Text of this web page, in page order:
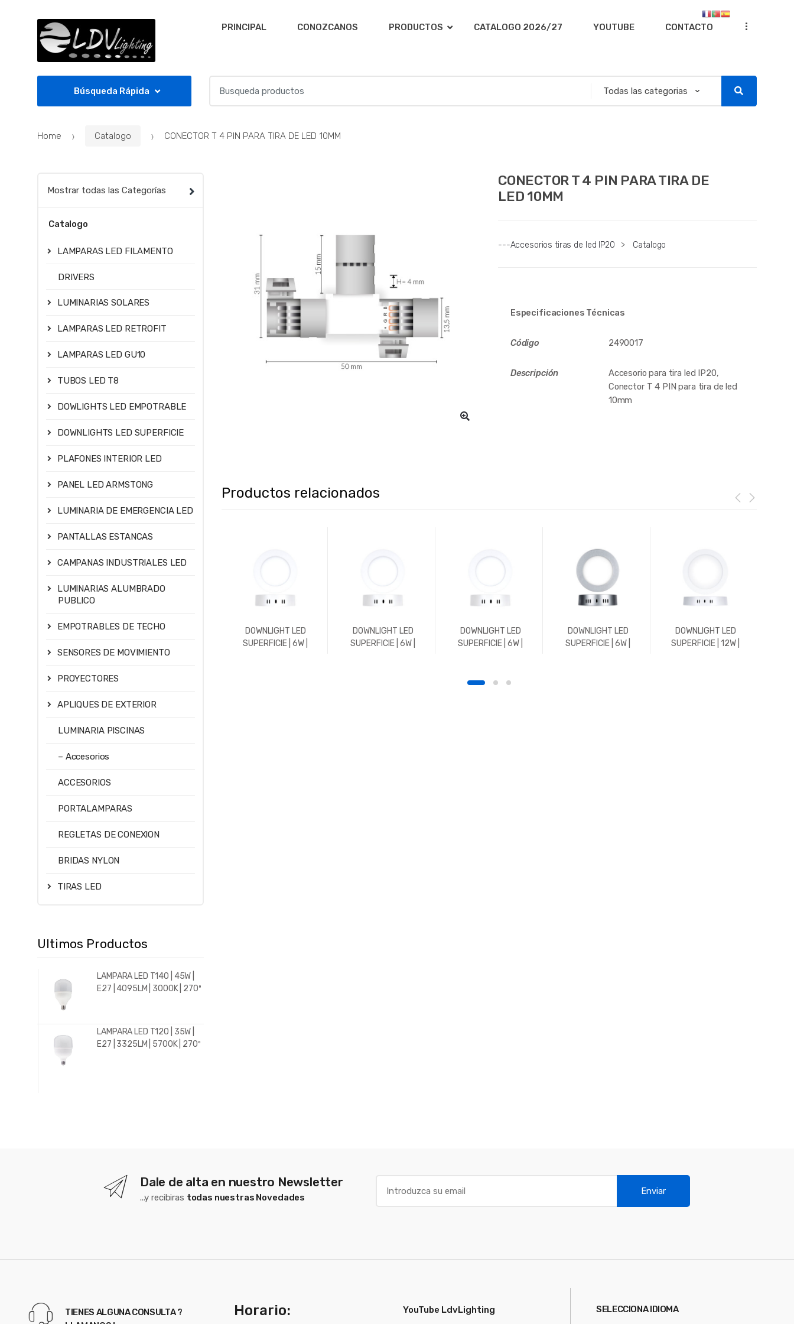
PRINCIPAL CONOZCANOS PRODUCTOS CATALOGO 2026/27 YOUTUBE CONTACTO ...
Búsqueda Rápida
c
Home Catalogo CONECTOR T 4 PIN PARA TIRA DE LED 10MM
CONECTOR T 4 PIN PARA TIRA DE
LED 10MM
---Accesorios tiras de led IP20 > Catalogo
Especificaciones Técnicas
Código 2490017
Descripción
Accesorio para tira led IP20,
Conector T 4 PIN para tira de led
10mm
Productos relacionados
DOWNLIGHT LED
SUPERFICIE | 6W |
DOWNLIGHT LED
SUPERFICIE | 6W |
DOWNLIGHT LED
SUPERFICIE | 6W |
DOWNLIGHT LED
SUPERFICIE | 6W |
DOWNLIGHT LED
SUPERFICIE | 12W |
Mostrar todas las Categorías
Catalogo
LAMPARAS LED FILAMENTO
DRIVERS
LUMINARIAS SOLARES
LAMPARAS LED RETROFIT
LAMPARAS LED GU10
TUBOS LED T8
DOWLIGHTS LED EMPOTRABLE
DOWNLIGHTS LED SUPERFICIE
PLAFONES INTERIOR LED
PANEL LED ARMSTONG
LUMINARIA DE EMERGENCIA LED
PANTALLAS ESTANCAS
CAMPANAS INDUSTRIALES LED
LUMINARIAS ALUMBRADO
PUBLICO
EMPOTRABLES DE TECHO
SENSORES DE MOVIMIENTO
PROYECTORES
APLIQUES DE EXTERIOR
LUMINARIA PISCINAS
– Accesorios
ACCESORIOS
PORTALAMPARAS
REGLETAS DE CONEXION
BRIDAS NYLON
TIRAS LED
Ultimos Productos
LAMPARA LED T140 | 45W |
E27 | 4095LM | 3000K | 270º
LAMPARA LED T120 | 35W |
E27 | 3325LM | 5700K | 270º
Dale de alta en nuestro Newsletter
...y recibiras todas nuestras Novedades
Enviar
TIENES ALGUNA CONSULTA ?
Horario: YouTube LdvLighting SELECCIONA IDIOMA